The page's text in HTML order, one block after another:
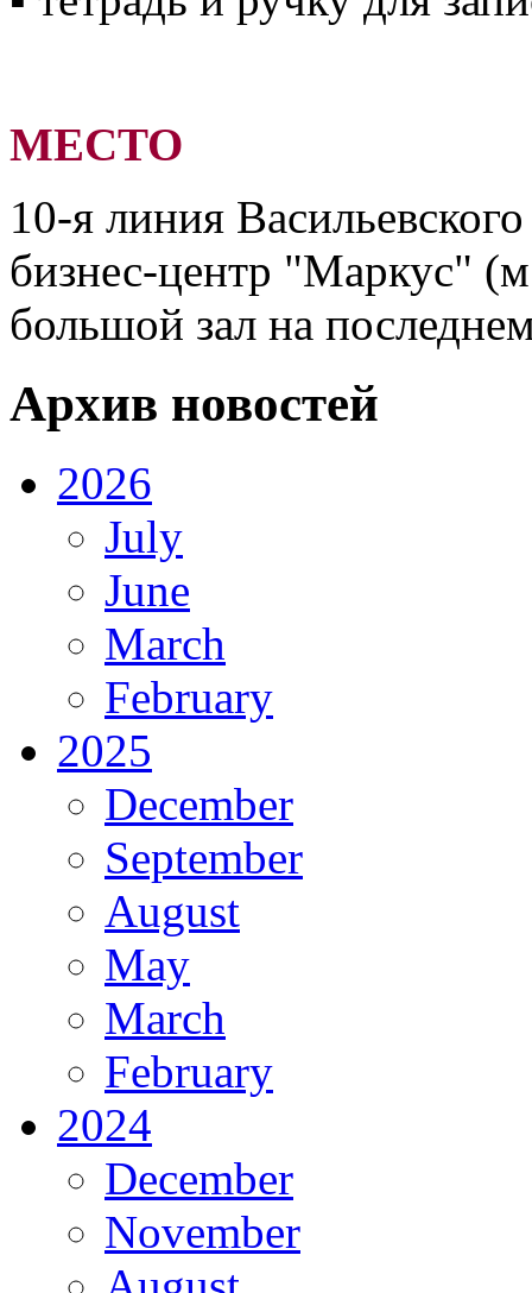
МЕСТО
10-я линия
бизнес-центр "Маркус"
большой зал на
Архив новостей
2026
July
June
March
February
2025
December
September
August
May
March
February
2024
December
November